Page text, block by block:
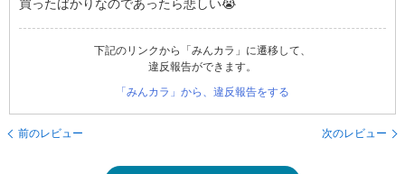
買ったばかりなのであったら悲しい😭
下記のリンクから「みんカラ」に遷移して、
違反報告ができます。
「みんカラ」から、違反報告をする
前のレビュー 次のレビュー